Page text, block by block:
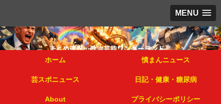
MENU
ホーム 憤まんニュース
芸スポニュース 日記・健康・糖尿病
About プライバシーポリシー